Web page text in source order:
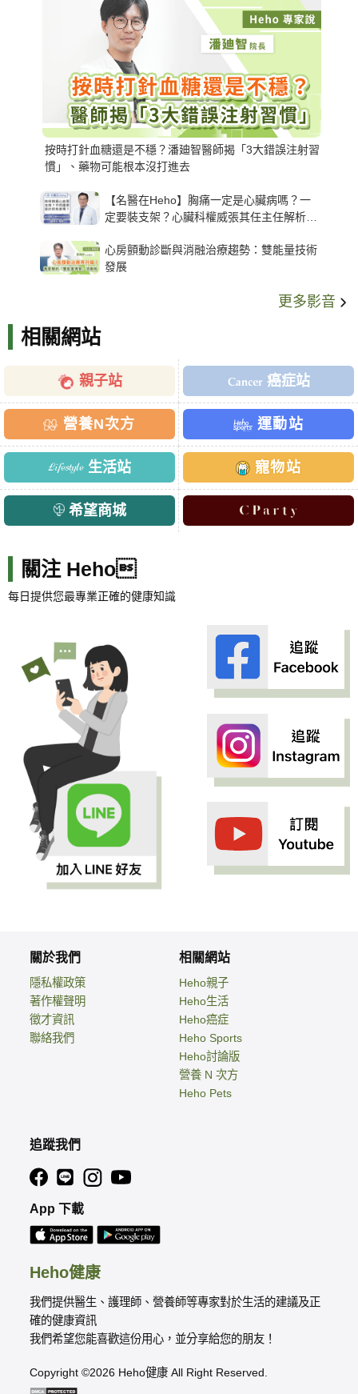
按時打針血糖還是不穩？潘廸智醫師揭「3大錯誤注射習
慣」、藥物可能根本沒打進去
【名醫在Heho】胸痛一定是心臟病嗎？一
定要裝支架？心臟科權威張其任主任解析支
心房顫動診斷與消融治療趨勢：雙能量技術
發展
更多影音
相關網站
親子站 癌症站
營養N次方 運動站
生活站 寵物站
希望商城
關注 Heho
每日提供您最專業正確的健康知識
Heho健康
我們提供醫生、護理師、營養師等專家對於生活的建議及正
確的健康資訊
我們希望您能喜歡這份用心，並分享給您的朋友！
Copyright ©2026 Heho健康 All Right Reserved.
關於我們
隱私權政策
著作權聲明
徵才資訊
聯絡我們
相關網站
Heho親子
Heho生活
Heho癌症
Heho Sports
Heho討論版
營養 N 次方
Heho Pets
追蹤我們
App 下載